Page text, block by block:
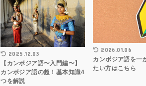
2025.12.03
【カンボジア語〜入門編〜】
カンボジア語の超！基本知識4
つを解説
2026.01.06
カンボジア語を一
たい方はこちら